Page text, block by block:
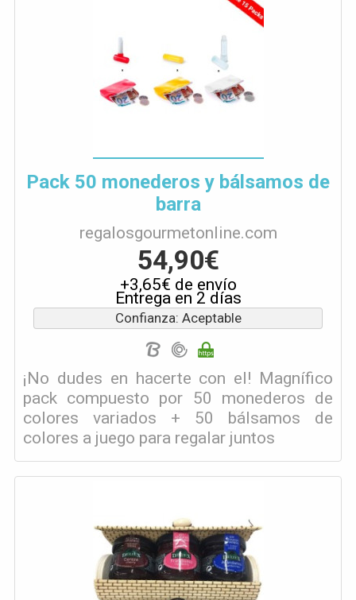
Pack 50 monederos y bálsamos de
barra
regalosgourmetonline.com
54,90€
+3,65€ de envío
Entrega en 2 días
Confianza: Aceptable
¡No dudes en hacerte con el! Magnífico
pack compuesto por 50 monederos de
colores variados + 50 bálsamos de
colores a juego para regalar juntos